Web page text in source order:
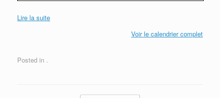
Lire la suite
Voir le calendrier complet
Posted in .